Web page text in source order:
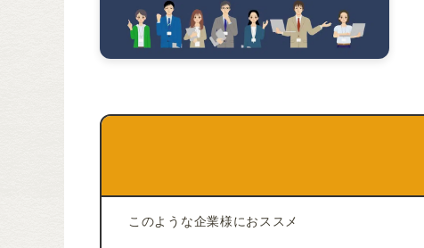
このような企業様におススメ